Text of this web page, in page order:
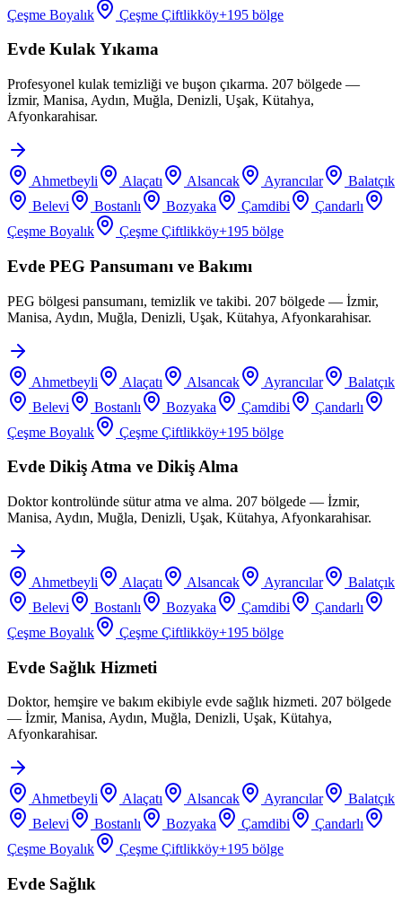
Çeşme Boyalık
Çeşme Çiftlikköy+195 bölge
Evde Kulak Yıkama
Profesyonel kulak temizliği ve buşon çıkarma. 207 bölgede —
İzmir, Manisa, Aydın, Muğla, Denizli, Uşak, Kütahya,
Afyonkarahisar.
Ahmetbeyli Alaçatı Alsancak Ayrancılar
Balatçık
Belevi
Bostanlı Bozyaka Çamdibi
Çandarlı
Çeşme Boyalık
Çeşme Çiftlikköy+195 bölge
Evde PEG Pansumanı ve Bakımı
PEG bölgesi pansumanı, temizlik ve takibi. 207 bölgede — İzmir,
Manisa, Aydın, Muğla, Denizli, Uşak, Kütahya, Afyonkarahisar.
Ahmetbeyli Alaçatı Alsancak Ayrancılar
Balatçık
Belevi
Bostanlı Bozyaka Çamdibi
Çandarlı
Çeşme Boyalık
Çeşme Çiftlikköy+195 bölge
Evde Dikiş Atma ve Dikiş Alma
Doktor kontrolünde sütur atma ve alma. 207 bölgede — İzmir,
Manisa, Aydın, Muğla, Denizli, Uşak, Kütahya, Afyonkarahisar.
Ahmetbeyli Alaçatı Alsancak Ayrancılar
Balatçık
Belevi
Bostanlı Bozyaka Çamdibi
Çandarlı
Çeşme Boyalık
Çeşme Çiftlikköy+195 bölge
Evde Sağlık Hizmeti
Doktor, hemşire ve bakım ekibiyle evde sağlık hizmeti. 207 bölgede
— İzmir, Manisa, Aydın, Muğla, Denizli, Uşak, Kütahya,
Afyonkarahisar.
Ahmetbeyli Alaçatı Alsancak Ayrancılar
Balatçık
Belevi
Bostanlı Bozyaka Çamdibi
Çandarlı
Çeşme Boyalık
Çeşme Çiftlikköy+195 bölge
Evde Sağlık